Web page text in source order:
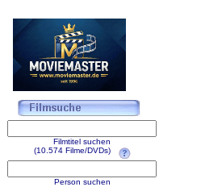
Filmtitel suchen
(10.574 Filme/DVDs)
Person suchen